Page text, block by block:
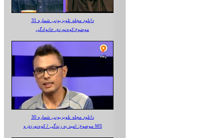
دانلود مجله تلویزیونی شماره 31
موضوع:کوه‌نوردی خانوادگی
دانلود مجله تلویزیونی شماره 30
موضوع: امید به زندگی / کوه‌نوردی و MS